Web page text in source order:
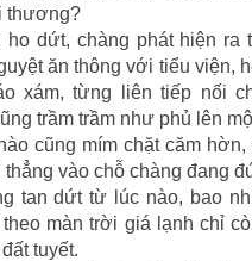
thương?
dứt, chàng phát hiện ra
ăn thông với tiểu viện,
xám, từng liên tiếp nối
trầm trầm như phủ lên
cũng mím chặt căm
thẳng vào chỗ chàng đang
tan dứt từ lúc nào, bao
theo màn trời giá lạnh chỉ
tuyết.